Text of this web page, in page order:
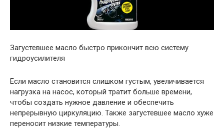
Загустевшее масло быстро прикончит всю систему
гидроусилителя
Если масло становится слишком густым, увеличивается
нагрузка на насос, который тратит больше времени,
чтобы создать нужное давление и обеспечить
непрерывную циркуляцию. Также загустевшее масло хуже
переносит низкие температуры.